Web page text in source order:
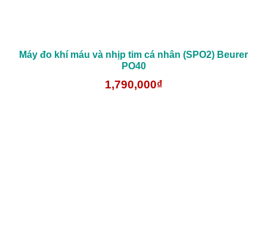
Máy đo khí máu và nhịp tim cá nhân (SPO2) Beurer
PO40
1,790,000₫